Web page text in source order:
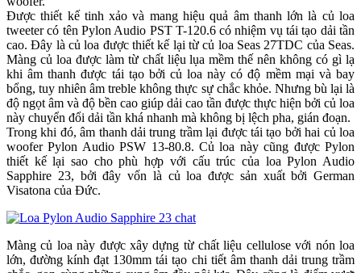
Được thiết kế tinh xảo và mang hiệu quả âm thanh lớn là củ loa
tweeter có tên Pylon Audio PST T-120.6 có nhiệm vụ tái tạo dải tần
cao. Đây là củ loa được thiết kế lại từ củ loa Seas 27TDC của Seas.
Màng củ loa được làm từ chất liệu lụa mềm thế nên không có gì lạ
khi âm thanh được tái tạo bởi củ loa này có độ mềm mại và bay
bổng, tuy nhiên âm treble không thực sự chắc khỏe. Nhưng bù lại là
độ ngọt âm và độ bền cao giúp dải cao tần được thực hiện bởi củ loa
này chuyển đổi dải tần khá nhanh mà không bị lệch pha, gián đoạn.
Trong khi đó, âm thanh dải trung trầm lại được tái tạo bởi hai củ loa
woofer Pylon Audio PSW 13-80.8. Củ loa này cũng được Pylon
thiết kế lại sao cho phù hợp với cấu trúc của loa Pylon Audio
Sapphire 23, bởi đây vốn là củ loa được sản xuất bởi German
Visatona của Đức.
Màng củ loa này được xây dựng từ chất liệu cellulose với nón loa
lớn, đường kính đạt 130mm tái tạo chi tiết âm thanh dải trung trầm